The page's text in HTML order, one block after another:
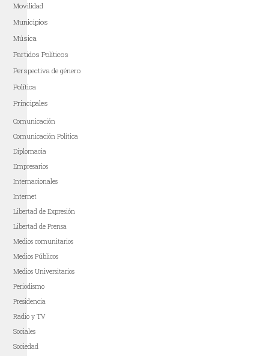
Movilidad
Municipios
Música
Partidos Políticos
Perspectiva de género
Política
Principales
Comunicación
Comunicación Política
Diplomacia
Empresarios
Internacionales
Internet
Libertad de Expresión
Libertad de Prensa
Medios comunitarios
Medios Públicos
Medios Universitarios
Periodismo
Presidencia
Radio y TV
Sociales
Sociedad